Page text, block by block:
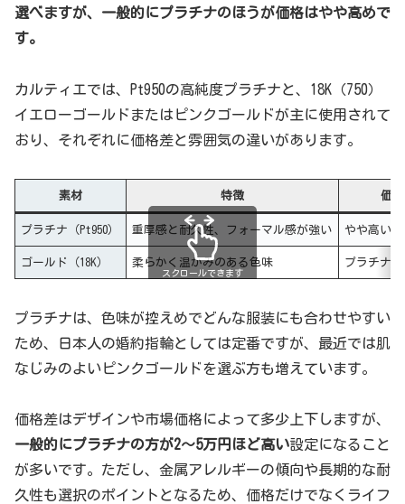
選べますが、一般的にプラチナのほうが価格はやや高めで
す。
カルティエでは、Pt950の高純度プラチナと、18K（750）
イエローゴールドまたはピンクゴールドが主に使用されて
おり、それぞれに価格差と雰囲気の違いがあります。
素材 特徴 価
プラチナ（Pt950） 重厚感と耐久性、フォーマル感が強い やや高い
ゴールド（18K） 柔らかく温かみのある色味 プラチナ
スクロールできます
プラチナは、色味が控えめでどんな服装にも合わせやすい
ため、日本人の婚約指輪としては定番ですが、最近では肌
なじみのよいピンクゴールドを選ぶ方も増えています。
価格差はデザインや市場価格によって多少上下しますが、
一般的にプラチナの方が2〜5万円ほど高い設定になること
が多いです。ただし、金属アレルギーの傾向や長期的な耐
久性も選択のポイントとなるため、価格だけでなくライフ